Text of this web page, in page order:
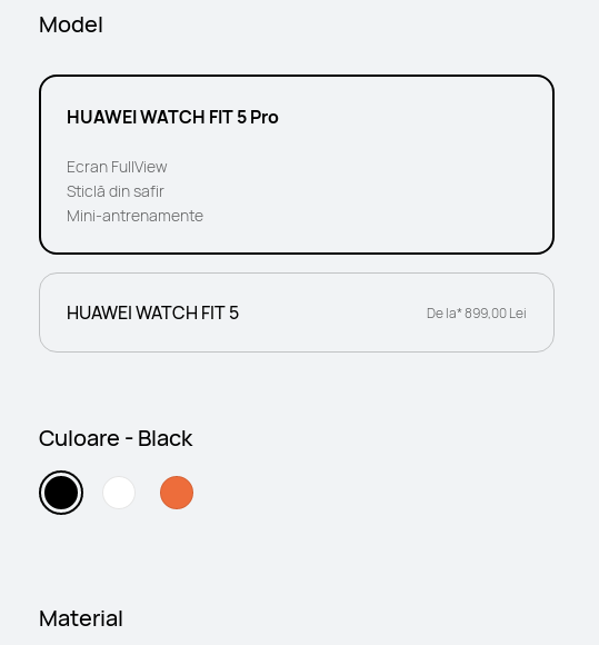
Model
HUAWEI WATCH FIT 5 Pro
Ecran FullView
Sticlă din safir
Mini-antrenamente
HUAWEI WATCH FIT 5 De la* 899,00 Lei
Culoare - Black
Material